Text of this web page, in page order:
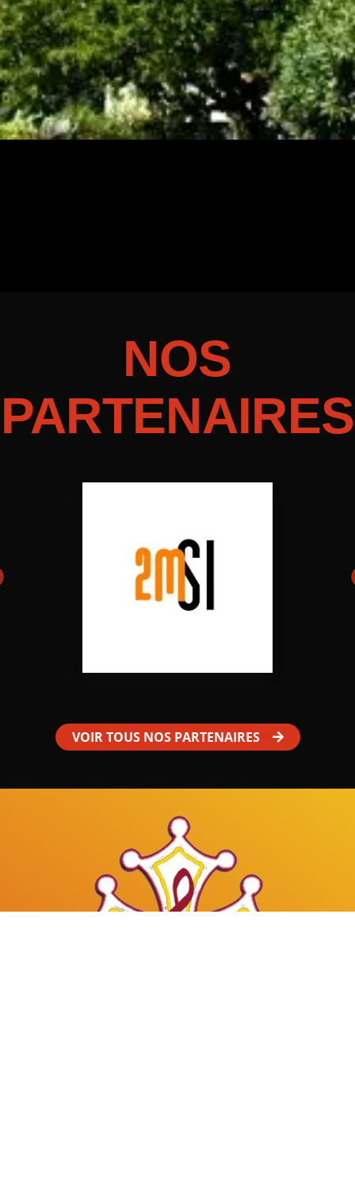
NOS
PARTENAIRES
VOIR TOUS NOS PARTENAIRES